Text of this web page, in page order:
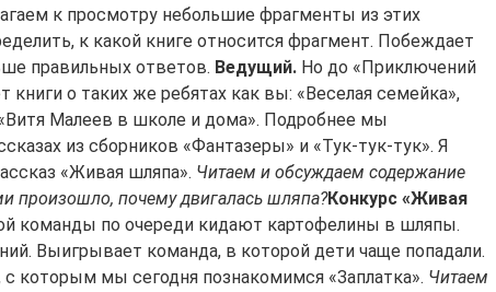
к просмотру небольшие фрагменты из этих
к какой книге относится фрагмент. Побеждает
правильных ответов. Ведущий. Но до «Приключений
книги о таких же ребятах как вы: «Веселая семейка»,
Малеев в школе и дома». Подробнее мы
из сборников «Фантазеры» и «Тук-тук-тук». Я
«Живая шляпа». Читаем и обсуждаем содержание
произошло, почему двигалась шляпа?Конкурс «Живая
команды по очереди кидают картофелины в шляпы.
Выигрывает команда, в которой дети чаще попадали.
с которым мы сегодня познакомимся «Заплатка». Читаем